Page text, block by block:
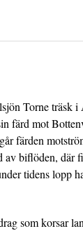
Torne träsk
färd mot
färden
av biflöden, där
tidens lopp
som korsar